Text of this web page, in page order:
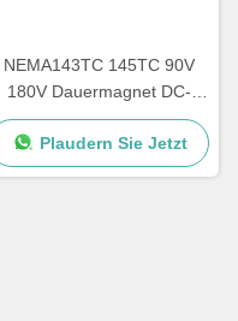
NEMA143TC 145TC 90V
180V Dauermagnet DC-
Motor 1,5 PS mit
abnehmbarer Basis
Plaudern Sie Jetzt